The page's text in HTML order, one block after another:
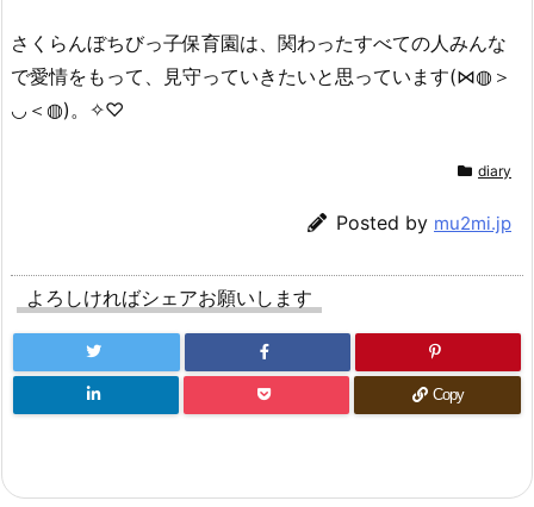
さくらんぼちびっ子保育園は、関わったすべての人みんな
で愛情をもって、見守っていきたいと思っています(⋈◍＞
◡＜◍)。✧♡
diary
Posted by mu2mi.jp
よろしければシェアお願いします
Copy